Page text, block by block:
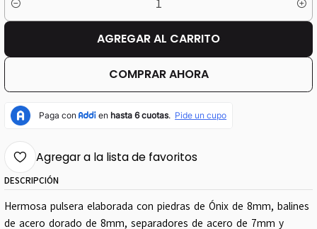
Cantidad
AGREGAR AL CARRITO
COMPRAR AHORA
Agregar a la lista de favoritos
DESCRIPCIÓN
Hermosa pulsera elaborada con piedras de Ónix de 8mm, balines
de acero dorado de 8mm, separadores de acero de 7mm y